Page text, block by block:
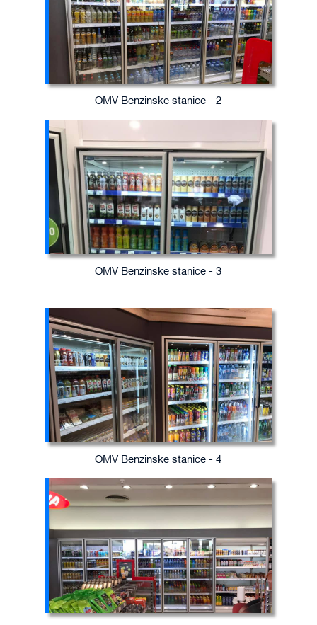
OMV Benzinske stanice - 2
OMV Benzinske stanice - 3
OMV Benzinske stanice - 4